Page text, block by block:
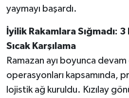
yaymayı başardı.
İyilik Rakamlara Sığmadı:
Sıcak Karşılama
Ramazan ayı boyunca
operasyonları kapsamında,
lojistik ağ kuruldu. Kızılay